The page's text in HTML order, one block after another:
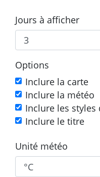
Jours à afficher
Options
Inclure la carte
Inclure la météo
Inclure les styles
Inclure le titre
Unité météo